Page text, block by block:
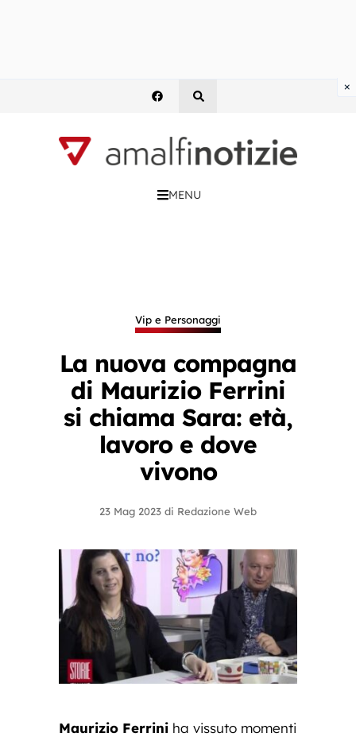
MENU
Vip e Personaggi
La nuova compagna
di Maurizio Ferrini
si chiama Sara: età,
lavoro e dove
vivono
23 Mag 2023 di Redazione Web
Maurizio Ferrini ha vissuto momenti
×